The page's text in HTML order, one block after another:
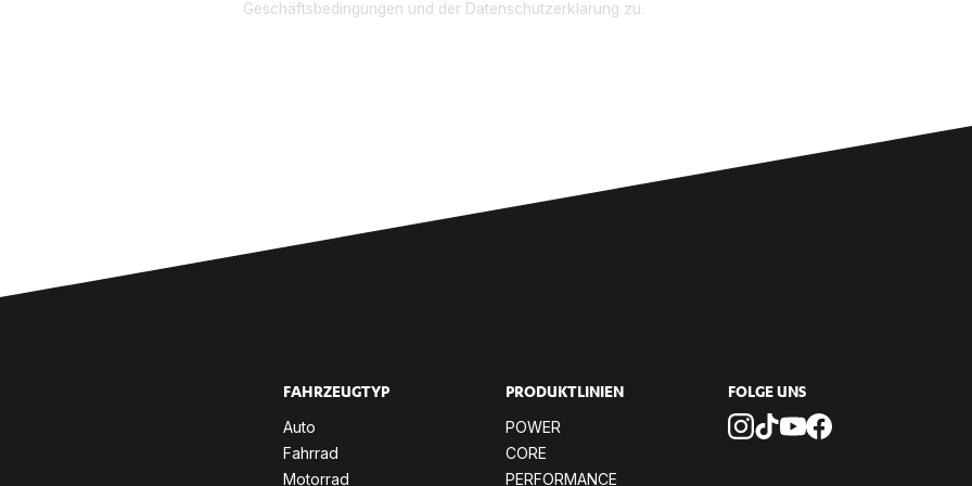
Geschäftsbedingungen und der Datenschutzerklärung zu.
FAHR­ZEUG­TYP
Auto
Fahr­rad
Mo­tor­rad
PRO­DUKT­LI­NI­EN
POW­ER
CORE
PER­FOR­MANCE
FOL­GE UNS